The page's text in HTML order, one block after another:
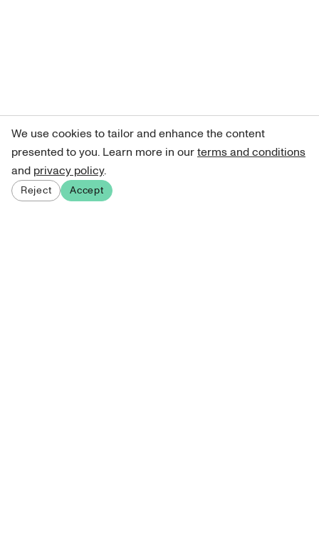
We use cookies to tailor and enhance the content
presented to you. Learn more in ourterms and conditions
and privacy policy.
Reject Accept